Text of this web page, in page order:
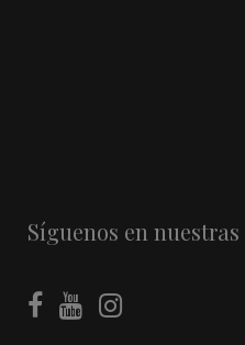
Síguenos en nuestras